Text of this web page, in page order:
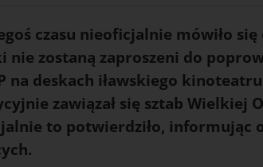
czasu nieoficjalnie mówiło
nie zostaną zaproszeni do
na deskach iławskiego
zawiązał się sztab Wielkiej
to potwierdziło, informując